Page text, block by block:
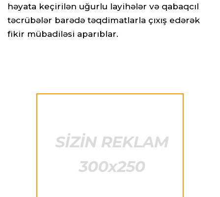
həyata keçirilən uğurlu layihələr və qabaqcıl
təcrübələr barədə təqdimatlarla çıxış edərək
fikir mübadiləsi aparıblar.